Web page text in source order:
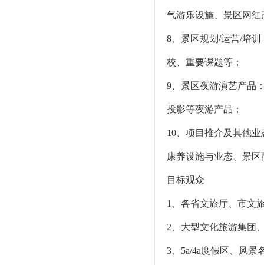
气游乐设施、景区网红
8、景区规划/运营/培
校、重要课题等；
9、景区夜游演艺产品
投影等夜游产品；
10、项目推介及其他
康养设施与业态、景
目标观众
1、各省文旅厅、市文
2、大型文化旅游集团
3、5a/4a度假区、风